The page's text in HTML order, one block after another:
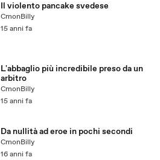
Il violento pancake svedese
CmonBilly
15 anni fa
L'abbaglio più incredibile preso da un
arbitro
CmonBilly
15 anni fa
Da nullità ad eroe in pochi secondi
CmonBilly
16 anni fa